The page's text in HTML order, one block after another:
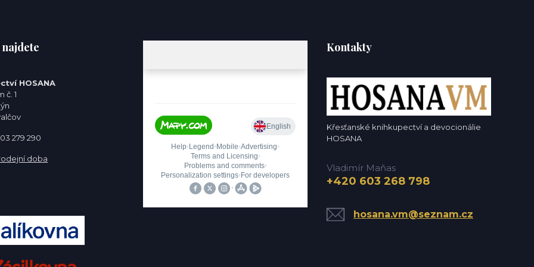
HOSANA
č. 1
279 290
doba
Kontakty
Křesťanské knihkupectví a devocionálie
HOSANA
Vladimír Maňas
+420 603 268 798
hosana.vm@seznam.cz